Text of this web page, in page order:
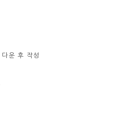
운 후 작성